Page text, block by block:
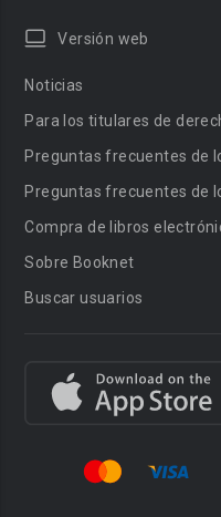
Versión web
Noticias
Para los titulares de
Preguntas frecuentes de
Preguntas frecuentes de
Compra de libros
Sobre Booknet
Buscar usuarios